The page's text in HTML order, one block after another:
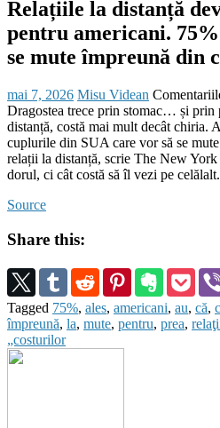
Relațiile la distanță
pentru americani. 75%
se mute împreună din
Posted
on
mai 7, 2026 Author
Misu Videan
Dragostea trece prin stomac… și prin
distanță, costă mai mult decât chiria.
cuplurile din SUA care vor să se
relații la distanță, scrie The New
dorul, ci cât costă să îl vezi pe
Source
Share this:
Tagged 75%, ales, americani, au, că,
împreună, la, mute, pentru, prea,
„costurilor